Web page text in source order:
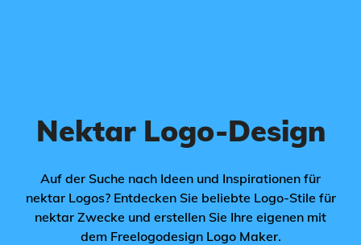
Nektar Logo-Design
Auf der Suche nach Ideen und Inspirationen für
nektar Logos? Entdecken Sie beliebte Logo-Stile für
nektar Zwecke und erstellen Sie Ihre eigenen mit
dem Freelogodesign Logo Maker.